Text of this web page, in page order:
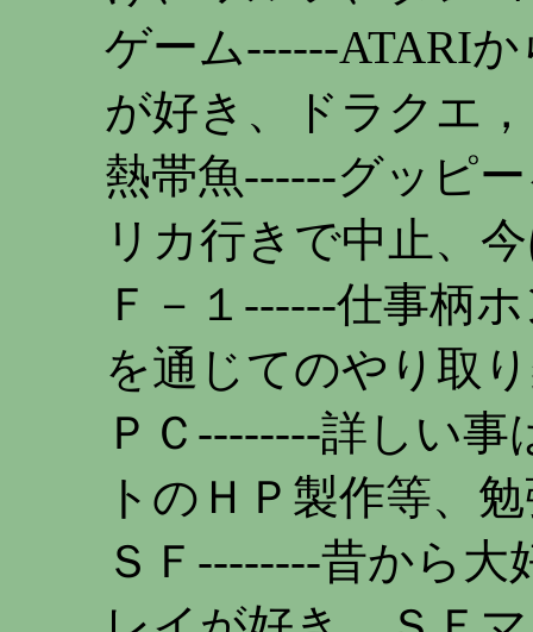
ゲーム------ATARI
が好き、ドラクエ
熱帯魚------グッピ
リカ行きで中止、
Ｆ－１------仕事柄
を通じてのやり取
ＰＣ--------詳しい
トのＨＰ製作等、
ＳＦ--------昔から